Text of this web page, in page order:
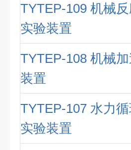
TYTEP-109 机械
实验装置
TYTEP-108 机械
装置
TYTEP-107 水力
实验装置